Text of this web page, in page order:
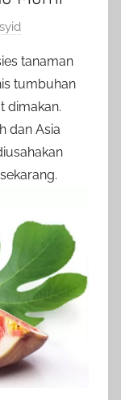
tanaman
tumbuhan
dimakan.
dan Asia